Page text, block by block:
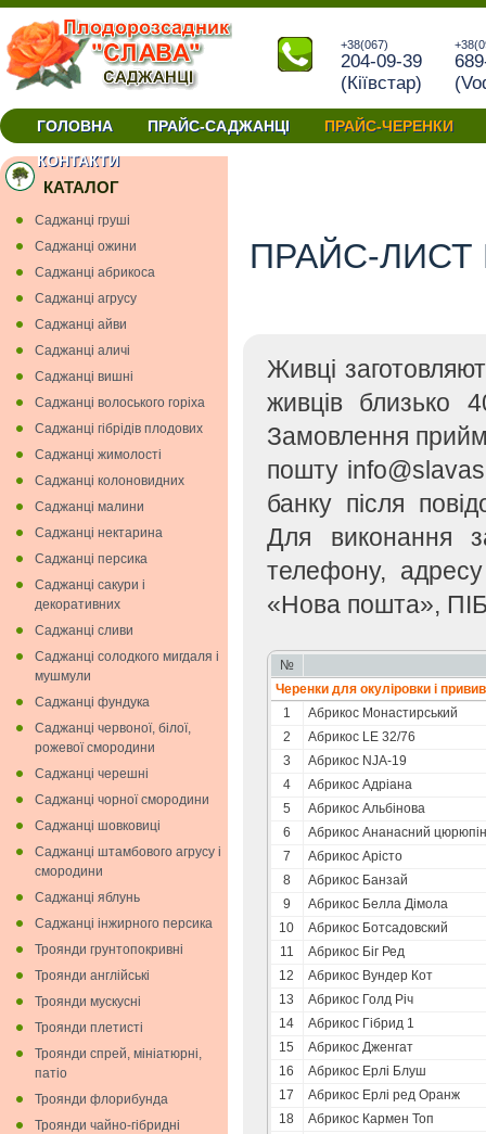
+38(067)
204-09-39
(Кiївстар)
окуліровки та прививки купити черенки Україна
ГОЛОВНА ПРАЙС-САДЖАНЦІ
ПРАЙС-ЧЕРЕНКИ
КОНТАКТИ
ПРАЙС-ЛИСТ
Живці
живців близько
Замовлення
пошту
банку після
Для виконання
телефону,
«Нова пошта»,
№
Черенки для окулiровки i
1
Абрикоc Монастирський
2
Абрикос LE 32/76
3
Абрикос NJA-19
4
Абрикос Адріана
5
Абрикос Альбінова
6
Абрикос Ананасний
7
Абрикос Арісто
8
Абрикос Банзай
9
Абрикос Белла Дімола
10
Абрикос Ботсадовский
11
Абрикос Біг Ред
12
Абрикос Вундер Кот
13
Абрикос Голд Річ
14
Абрикос Гібрид 1
15
Абрикос Дженгат
16
Абрикос Ерлі Блуш
17
Абрикос Ерлі ред Оранж
18
Абрикос Кармен Топ
КАТАЛОГ
Cаджанці грушi
Cаджанці ожини
Саджанці абрикоса
Саджанці агрусу
Саджанці айви
Саджанці аличі
Саджанці вишнi
Саджанці волоського горіха
Саджанці гiбрiдiв плодових
Саджанці жимолості
Саджанці колоновидних
Саджанці малини
Саджанці нектарина
Саджанці персика
Саджанці сакури і
декоративних
Саджанці сливи
Саджанці солодкого мигдаля i
мушмули
Саджанці фундука
Саджанці червоної, білої,
рожевої смородини
Саджанці черешні
Саджанці чорної смородини
Саджанці шовковиці
Саджанці штамбового агрусу і
смородини
Саджанці яблунь
Саджанці інжирного персика
Троянди грунтопокривні
Троянди англійські
Троянди мускуснi
Троянди плетисті
Троянди спрей, мініатюрні,
патіо
Троянди флорибунда
Троянди чайно-гібридні